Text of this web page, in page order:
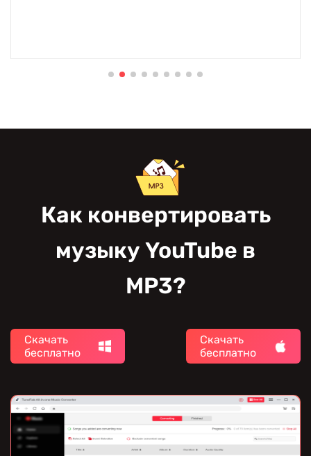
Как конвертировать
музыку YouTube в
MP3?
Скачать
бесплатно
Скачать
бесплатно